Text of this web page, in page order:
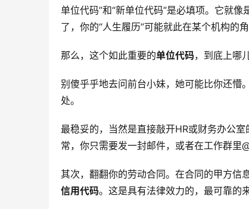
单位代码”和“新单位代码”是必填项。它就
了，你的“人生履历”可能就此在某个机构的
那么，这个如此重要的单位代码，到底上哪
别傻乎乎地去问前台小妹，她可能比你还懵
处。
最稳妥的，当然是直接敲开HR或财务办公
常，你只需要发一封邮件，或者在工作群里
其次，翻翻你的劳动合同。在合同的甲方信
信用代码。这是具有法律效力的，最可靠的